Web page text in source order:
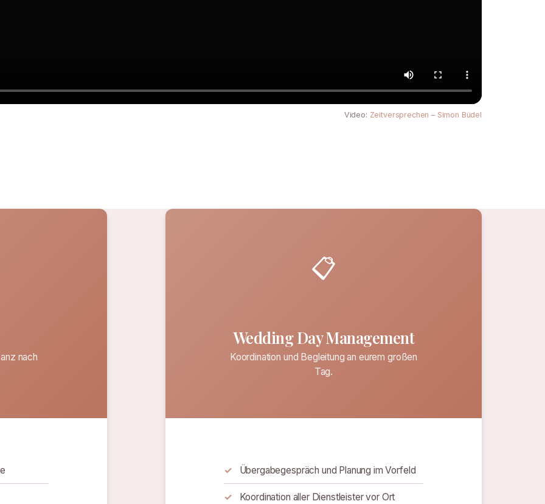
Video: Zeitversprechen – Simon Büdel
nach
📋
Wedding Day Management
Koordination und Begleitung an eurem großen
Tag.
Übergabegespräch und Planung im Vorfeld
Koordination aller Dienstleister vor Ort